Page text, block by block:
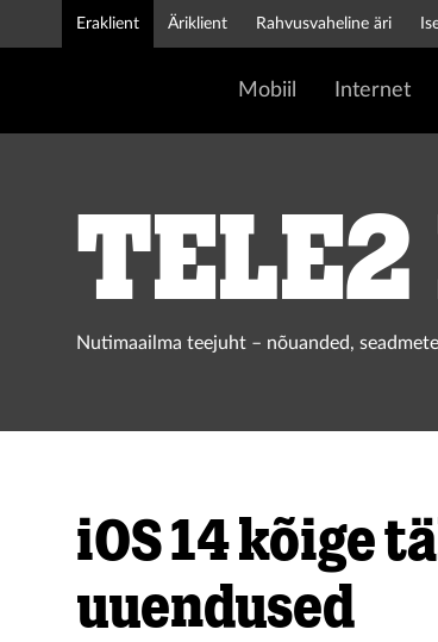
Eraklient Äriklient Rahvusvaheline äri
Mobiil Internet
Nutimaailma teejuht – nõuanded,
iOS 14 kõige
uuendused